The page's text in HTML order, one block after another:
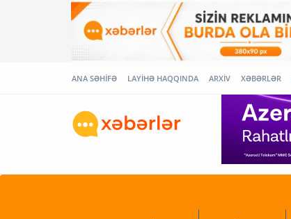
ANA SƏHİFƏ LAYİHƏ HAQQINDA ARXİV XƏBƏRLƏR